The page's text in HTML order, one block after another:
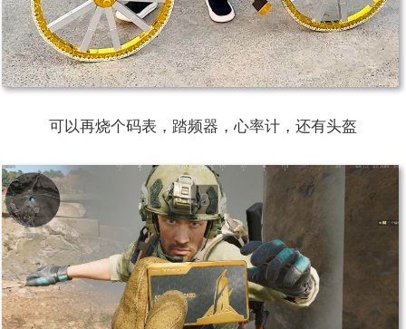
可以再烧个码表，踏频器，心率计，还有头盔